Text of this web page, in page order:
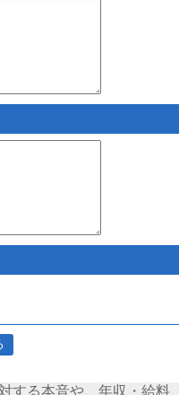
する本音や、年収・給料